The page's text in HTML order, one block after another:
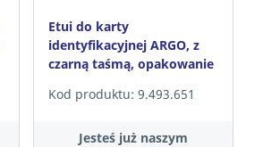
Etui do karty
identyfikacyjnej ARGO, z
czarną taśmą, opakowanie
Kod produktu: 9.493.651
Jesteś już naszym